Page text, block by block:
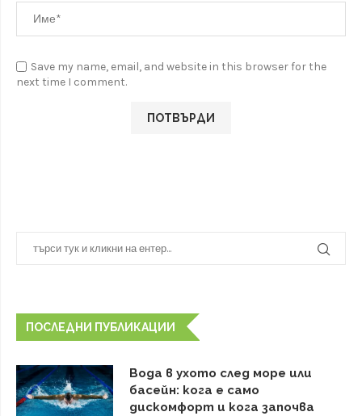
Save my name, email, and website in this browser for the
next time I comment.
ПОСЛЕДНИ ПУБЛИКАЦИИ
Вода в ухото след море или
басейн: кога е само
дискомфорт и кога започва